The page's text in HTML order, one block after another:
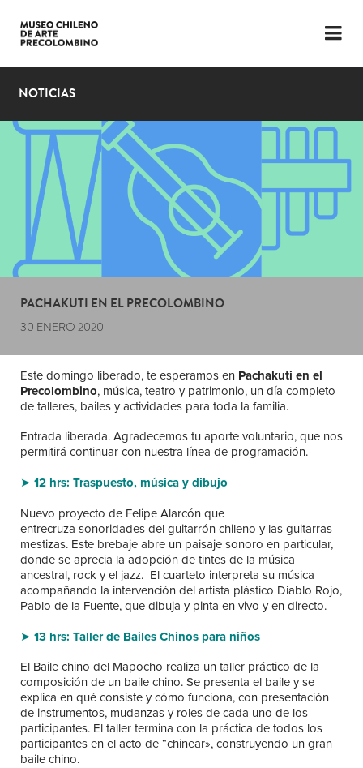
LENGUAJE
PLANIFICA TU VISITA
EXPOSICIONES
COLECCIÓN
EL MUSEO
NOTICIAS
ÚLTIMOS VIDEOS
NOTICIAS
PACHAKUTI EN EL PRECOLOMBINO
30 ENERO 2020
Este domingo liberado, te esperamos en Pachakuti en el
Precolombino, música, teatro y patrimonio, un día completo
de talleres, bailes y actividades para toda la familia.
Entrada liberada. Agradecemos tu aporte voluntario, que nos
permitirá continuar con nuestra línea de programación.
➤ 12 hrs: Traspuesto, música y dibujo
Nuevo proyecto de Felipe Alarcón que
entrecruza sonoridades del guitarrón chileno y las guitarras
mestizas. Este brebaje abre un paisaje sonoro en particular,
donde se aprecia la adopción de tintes de la música
ancestral, rock y el jazz. El cuarteto interpreta su música
acompañando la intervención del artista plástico Diablo Rojo,
Pablo de la Fuente, que dibuja y pinta en vivo y en directo.
➤ 13 hrs: Taller de Bailes Chinos para niños
El Baile chino del Mapocho realiza un taller práctico de la
composición de un baile chino. Se presenta el baile y se
explica en qué consiste y cómo funciona, con presentación
de instrumentos, mudanzas y roles de cada uno de los
participantes. El taller termina con la práctica de todos los
participantes en el acto de “chinear», construyendo un gran
baile chino.